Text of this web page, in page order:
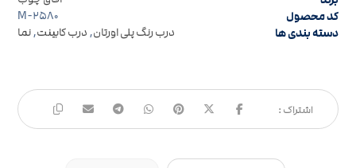
کد محصول M-۲۵۸۰
دسته بندی ها درب رنگ پلی اورتان, درب کابینت,نما